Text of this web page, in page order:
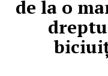
de la o